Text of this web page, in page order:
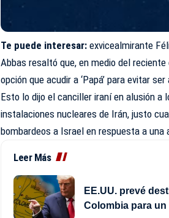
Te puede interesar: exvicealmirante
Abbas resaltó que, en medio del
opción queacudir a ‘Papá’ para evitar ser
Esto lo dijo el canciller iraní en alusión a
instalacionesnucleares de Irán, justo
bombardeos a Israel en respuesta a una
Leer Más
EE.UU. prevé
Colombia para